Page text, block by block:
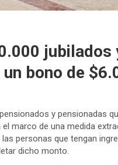
bono de
y pensionadas
marco de una medida
las personas que tengan
dicho monto.